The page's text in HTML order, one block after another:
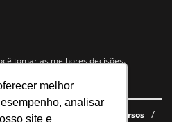
melhor
analisar
site e
tomar as melhores decisões.
E-books gratuitos Cursos